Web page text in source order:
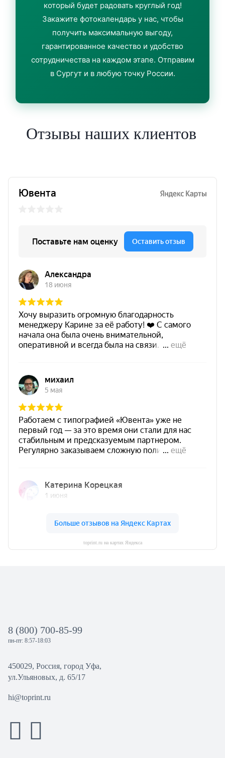
который будет радовать круглый год!
Закажите фотокалендарь у нас, чтобы
получить максимальную выгоду,
гарантированное качество и удобство
сотрудничества на каждом этапе. Отправим
в Сургут и в любую точку России.
Отзывы наших клиентов
toprint.ru на картах Яндекса
8 (800) 700-85-99
пн-пт: 8:57-18:03
450029, Россия, город Уфа,
ул.Ульяновых, д. 65/17
hi@toprint.ru